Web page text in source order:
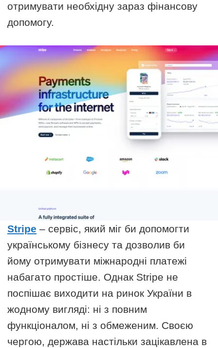
отримувати необхідну зараз фінансову
допомогу.
Stripe – сервіс, який міг би допомогти
українському бізнесу та дозволив би
йому отримувати міжнародні платежі
набагато простіше. Однак Stripe не
поспішає виходити на ринок України в
жодному вигляді: ні з повним
функціоналом, ні з обмеженим. Своєю
чергою, держава настільки зацікавлена в